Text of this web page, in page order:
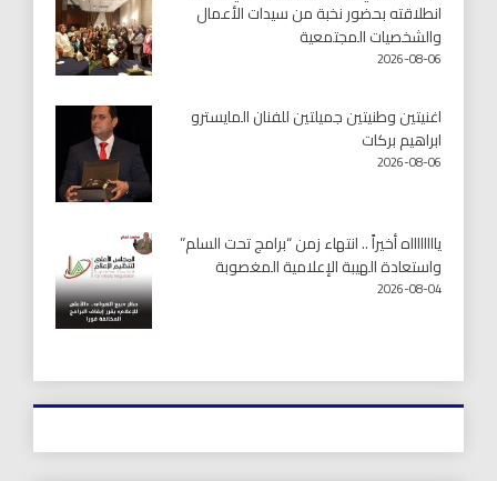
انطلاقته بحضور نخبة من سيدات الأعمال
والشخصيات المجتمعية
2026-08-06
اغنيتين وطنيتين جميلتين للفنان المايسترو
ابراهيم بركات
2026-08-06
يااااااااه أخيراً .. انتهاء زمن “برامج تحت السلم”
واستعادة الهيبة الإعلامية المغصوبة
2026-08-04